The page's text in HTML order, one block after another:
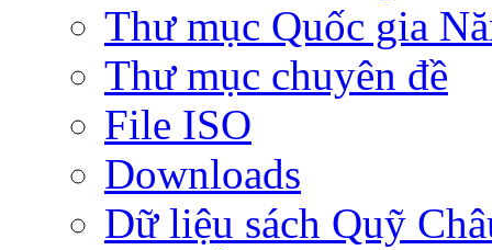
Thư mục Quốc gia
Thư mục chuyên đề
File ISO
Downloads
Dữ liệu sách Quỹ